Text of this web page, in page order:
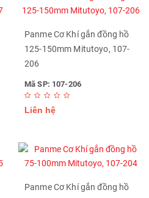
Panme Cơ Khí gắn đồng hồ
125-150mm Mitutoyo, 107-
206
Mã SP: 107-206
Liên hệ
Panme Cơ Khí gắn đồng hồ